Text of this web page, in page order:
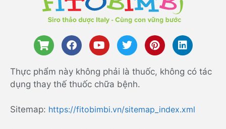
Thực phẩm này không phải là thuốc, không có tác
dụng thay thế thuốc chữa bệnh.
Sitemap: https://fitobimbi.vn/sitemap_index.xml